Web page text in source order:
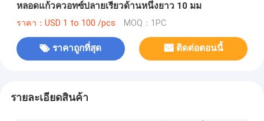
หลอดแก้วควอทซ์ปลายเรียวด้านหนึ่งยาว 10 มม
ราคา：USD 1 to 100 /pcs MOQ：1PC
ราคาถูกที่สุด ติดต่อตอนนี้
รายละเอียดสินค้า